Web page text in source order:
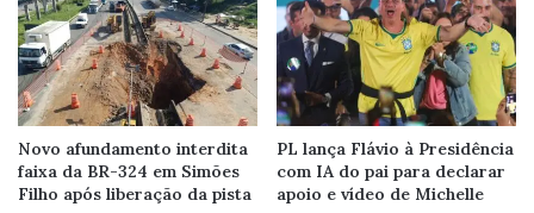
Novo afundamento interdita
faixa da BR-324 em Simões
Filho após liberação da pista
PL lança Flávio à Presidência
com IA do pai para declarar
apoio e vídeo de Michelle